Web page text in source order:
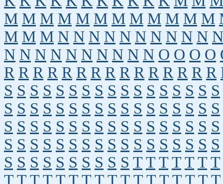
M M M M M M M M M M M M
M M M N N N N N N N N N N N
N N N N N N N N N N O O O O
R R R R R R R R R R R R R R R
S S S S S S S S S S S S S S S S S
S S S S S S S S S S S S S S S S S
S S S S S S S S S S S S S S S S S
S S S S S S S S S S S S S S S S S
S S S S S S S S S S T T T T T T T
T T T T T T T T T T T T T T T T T